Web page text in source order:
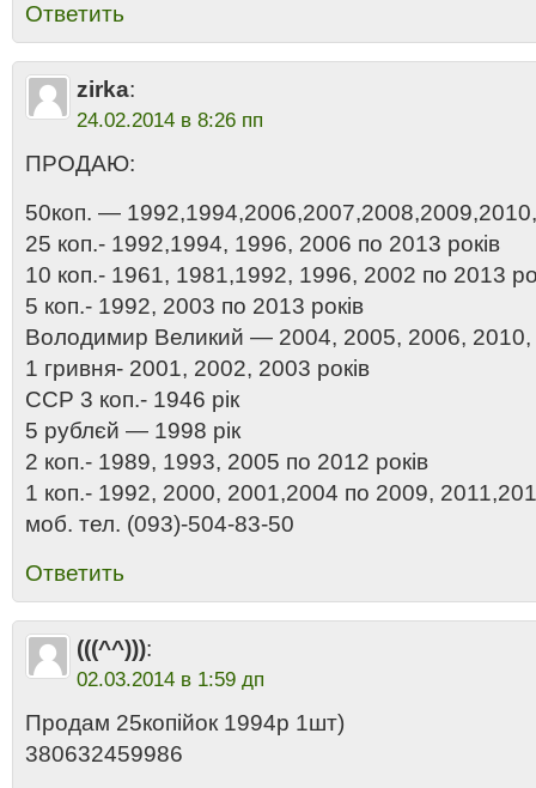
Ответить
zirka:
24.02.2014 в 8:26 пп
ПРОДАЮ:
50коп. —
25 коп.- 1992,1994, 1996, 2006 по 2013 років
10 коп.- 1961, 1981,1992, 1996, 2002 по 2013
5 коп.- 1992, 2003 по 2013 років
Володимир Великий — 2004, 2005, 2006, 2010,
1 гривня- 2001, 2002, 2003 років
ССР 3 коп.- 1946 рік
5 рублєй — 1998 рік
2 коп.- 1989, 1993, 2005 по 2012 років
1 коп.- 1992, 2000, 2001,2004 по 2009,
моб. тел. (093)-504-83-50
Ответить
(((^^))):
02.03.2014 в 1:59 дп
Продам 25копійок 1994р 1шт)
380632459986